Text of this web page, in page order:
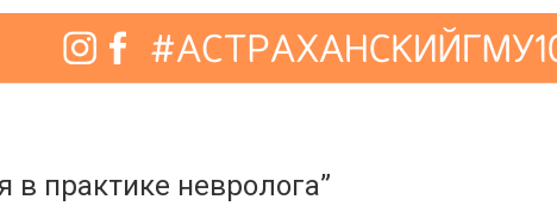
практике невролога”